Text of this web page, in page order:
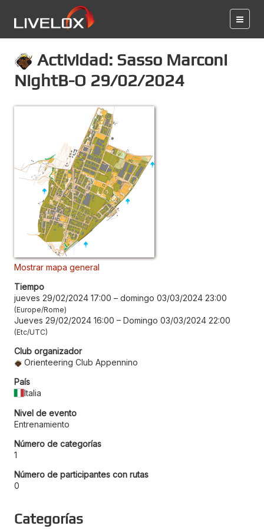
Actividad: Sasso Marconi
NightB-O 29/02/2024
Mostrar mapa general
Tiempo
jueves 29/02/2024 17:00 – domingo 03/03/2024 23:00
Europe/Rome
Jueves 29/02/2024 16:00 – Domingo 03/03/2024 22:00
Etc/UTC
Club organizador
Orienteering Club Appennino
País
Italia
Nivel de evento
Entrenamiento
Número de categorías
1
Número de participantes con rutas
0
Categorías